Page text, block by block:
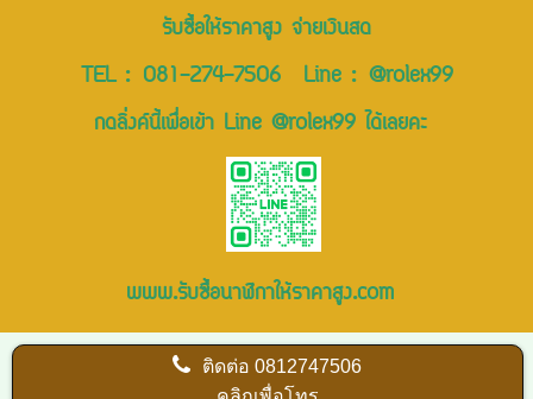
รับซื้อให้ราคาสูง จ่ายเงินสด
TEL : 081-274-7506Line : @rolex99
กดลิ่งค์นี้เพื่อเข้า Line @rolex99 ได้เลยคะ
www.รับซื้อนาฬิกาให้ราคาสูง.com
ติดต่อ0812747506